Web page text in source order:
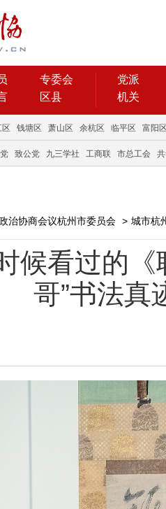
专委会
区县
党派
机关
区 钱塘区 萧山区 余杭区 临平区 富阳
致公党 九三学社 工商联 市总工会
治协商会议杭州市委员会 > 城市杭
候看过的《
哥”书法真